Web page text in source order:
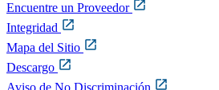
Encuentre un Proveedor
Integridad
Mapa del Sitio
Descargo